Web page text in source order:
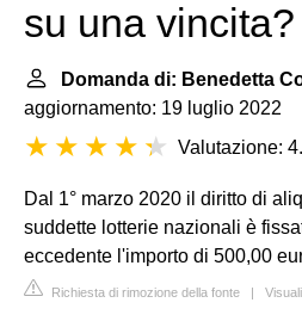
su una vincita?
Domanda di: Benedetta
aggiornamento: 19 luglio 2022
Valutazione:
Dal 1° marzo 2020 il diritto di
suddette lotterie nazionali è
eccedente l'importo di 500,00
Richiesta di rimozione della fonte |